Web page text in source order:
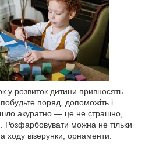
у розвиток дитини привносять
поряд, допоможіть і
акуратно — це не страшно,
Розфарбовувати можна не тільки
ходу візерунки, орнаменти.